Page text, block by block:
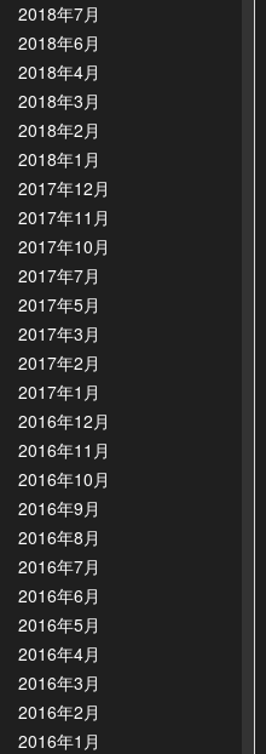
2018年7月
2018年6月
2018年4月
2018年3月
2018年2月
2018年1月
2017年12月
2017年11月
2017年10月
2017年7月
2017年5月
2017年3月
2017年2月
2017年1月
2016年12月
2016年11月
2016年10月
2016年9月
2016年8月
2016年7月
2016年6月
2016年5月
2016年4月
2016年3月
2016年2月
2016年1月